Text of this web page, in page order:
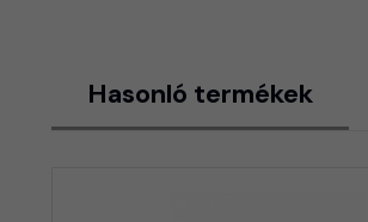
Hasonló termékek